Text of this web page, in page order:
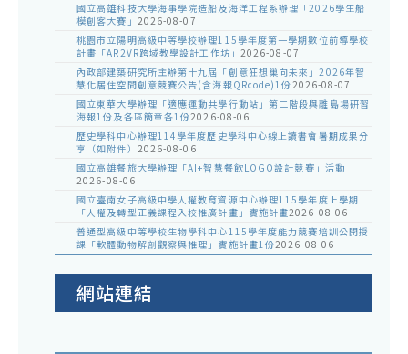
國立高雄科技大學海事學院造船及海洋工程系辦理「2026學生船
模創客大賽」 2026-08-07
桃園市立陽明高級中等學校辦理115學年度第一學期數位前導學校
計畫「AR2VR跨域教學設計工作坊」 2026-08-07
內政部建築研究所主辦第十九屆「創意狂想巢向未來」2026年智
慧化居住空間創意競賽公告(含海報QRcode)1份2026-08-07
國立東華大學辦理「適應運動共學行動站」第二階段與離島場研習
海報1份及各區簡章各1份2026-08-06
歷史學科中心辦理114學年度歷史學科中心線上讀書會暑期成果分
享（如附件） 2026-08-06
國立高雄餐旅大學辦理「AI+智慧餐飲LOGO設計競賽」活動
2026-08-06
國立臺南女子高級中學人權教育資源中心辦理115學年度上學期
「人權及轉型正義課程入校推廣計畫」實施計畫2026-08-06
普通型高級中等學校生物學科中心115學年度能力競賽培訓公開授
課「軟體動物解剖觀察與推理」實施計畫1份2026-08-06
網站連結